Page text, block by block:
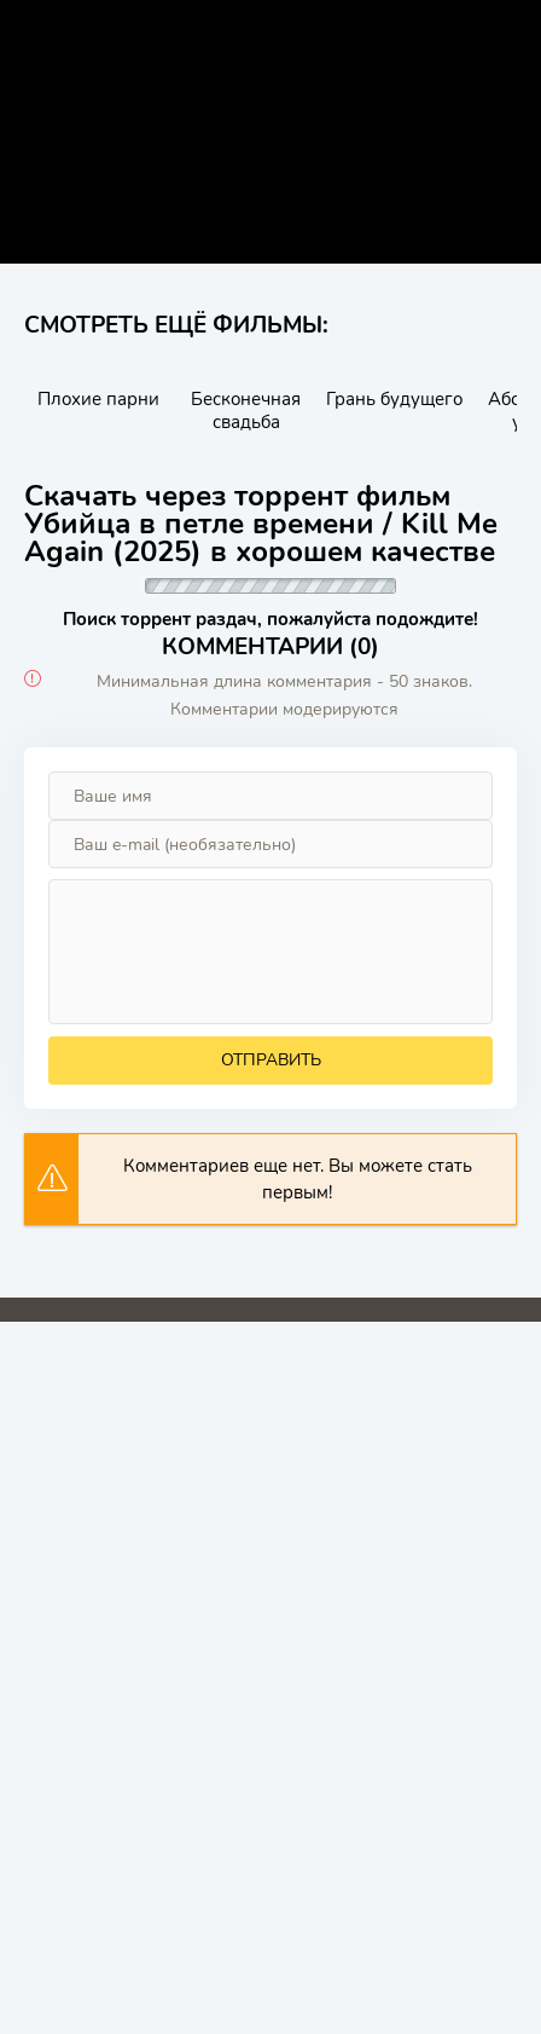
СМОТРЕТЬ ЕЩЁ ФИЛЬМЫ:
Плохие парни
Бесконечная
свадьба
Грань будущего
Скачать через торрент фильм
Убийца в петле времени / Kill Me
Again (2025) в хорошем качестве
Поиск торрент раздач, пожалуйста подождите!
КОММЕНТАРИИ (0)
Минимальная длина комментария - 50 знаков.
Комментарии модерируются
ОТПРАВИТЬ
Комментариев еще нет. Вы можете стать
первым!